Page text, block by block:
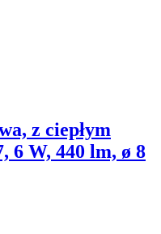
z ciepłym
6 W, 440 lm, ø 8